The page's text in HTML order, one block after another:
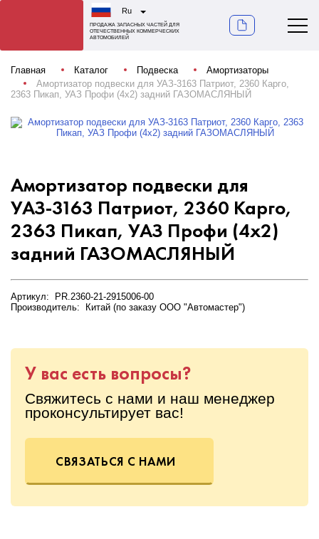
Ru
ПРОДАЖА ЗАПАСНЫХ ЧАСТЕЙ ДЛЯ
ОТЕЧЕСТВЕННЫХ КОММЕРЧЕСКИХ
АВТОМОБИЛЕЙ
Главная Каталог Подвеска
Амортизаторы
Амортизатор подвески для УАЗ-3163 Патриот, 2360 Карго,
2363 Пикап, УАЗ Профи (4х2) задний ГАЗОМАСЛЯНЫЙ
Амортизатор подвески для
УАЗ-3163 Патриот, 2360 Карго,
2363 Пикап, УАЗ Профи (4х2)
задний ГАЗОМАСЛЯНЫЙ
Артикул: PR.2360-21-2915006-00
Производитель: Китай (по заказу ООО "Автомастер")
У вас есть вопросы?
Свяжитесь с нами и наш менеджер
проконсультирует вас!
СВЯЗАТЬСЯ С НАМИ